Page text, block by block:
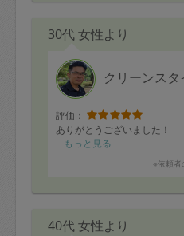
・詳細ルールは、
い。
※キャンセル料金の
定期依頼1回（3時
1回（3時間）依頼
相当で料金設定さ
30代 女性より
クリーンスタ
評価：
ありがとうございました！
もっと見る
※依頼者
40代 女性より